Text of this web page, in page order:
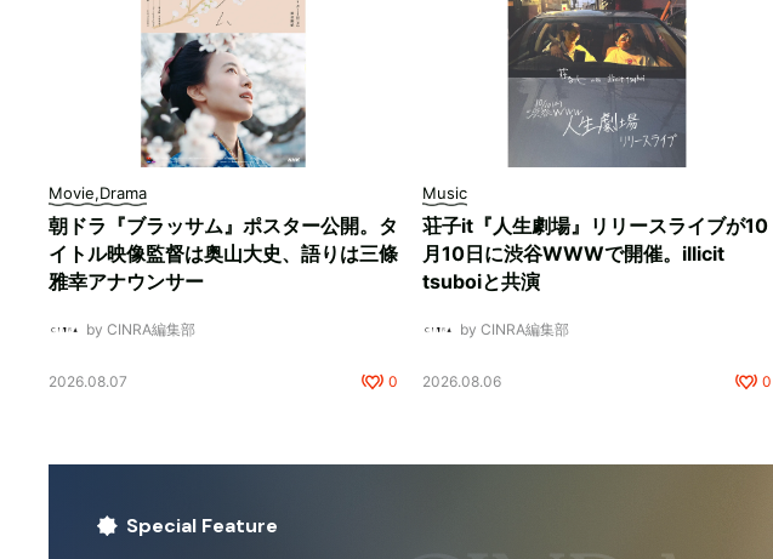
Movie,Drama
朝ドラ『ブラッサム』ポスター公開。タ
イトル映像監督は奥山大史、語りは三條
雅幸アナウンサー
by CINRA編集部
2026.08.07 0
Music
荘子it『人生劇場』リリースライブが10
月10日に渋谷WWWで開催。illicit
tsuboiと共演
by CINRA編集部
2026.08.06 0
Special Feature